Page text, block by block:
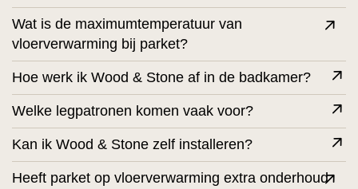
Wat is de maximumtemperatuur van
vloerverwarming bij parket?
Hoe werk ik Wood & Stone af in de badkamer?
Welke legpatronen komen vaak voor?
Kan ik Wood & Stone zelf installeren?
Heeft parket op vloerverwarming extra onderhoud